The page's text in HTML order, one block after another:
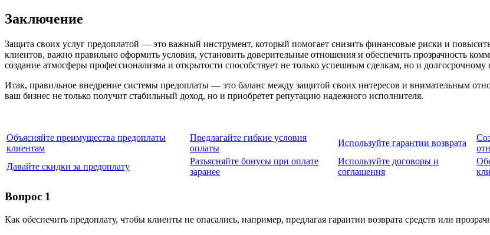
Заключение
Защита своих услуг предоплатой — это важный инструмент, который помогает снизить финансовые риски и
клиентов, важно правильно оформить условия, установить доверительные отношения и обеспечить прозрачность
создание атмосферы профессионализма и открытости способствует не только успешным сделкам, но и долгосрочному
Итак, правильное внедрение системы предоплаты — это баланс между защитой своих интересов и внимательным
ваш бизнес не только получит стабильный доход, но и приобретет репутацию надежного исполнителя.
Объясняйте преимущества предоплаты
клиентам
Предлагайте гибкие условия
оплаты
Используйте гарантии возврата
Давайте скидки за предоплату
Разъясняйте бонусы при оплате
заранее
Используйте договоры и
соглашения
Вопрос 1
Как обеспечить предоплату, чтобы клиенты не опасались, например, предлагая гарантии возврата средств или